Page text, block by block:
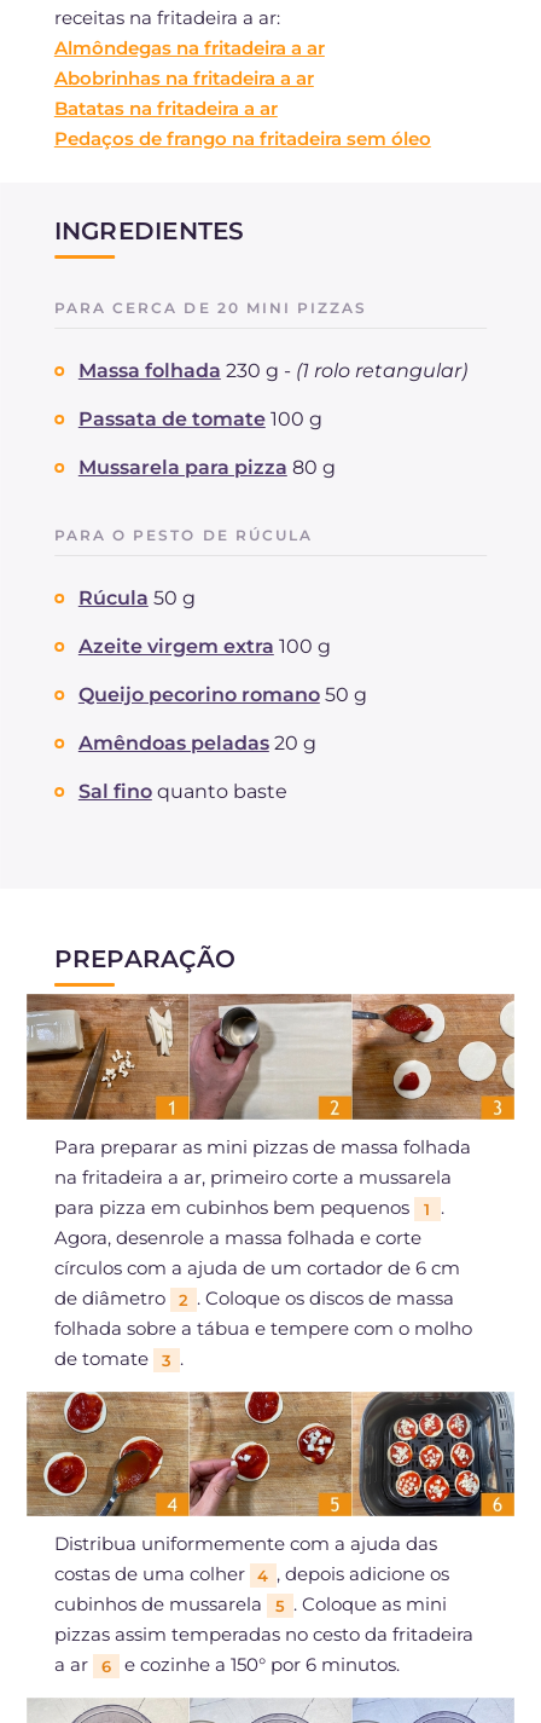
receitas na fritadeira a ar:
Almôndegas na fritadeira a ar
Abobrinhas na fritadeira a ar
Batatas na fritadeira a ar
Pedaços de frango na fritadeira sem óleo
INGREDIENTES
PARA CERCA DE 20 MINI PIZZAS
Massa folhada 230 g - (1 rolo retangular)
Passata de tomate 100 g
Mussarela para pizza 80 g
PARA O PESTO DE RÚCULA
Rúcula 50 g
Azeite virgem extra 100 g
Queijo pecorino romano 50 g
Amêndoas peladas 20 g
Sal fino quanto baste
PREPARAÇÃO
Para preparar as mini pizzas de massa folhada
na fritadeira a ar, primeiro corte a mussarela
para pizza em cubinhos bem pequenos
1
.
Agora, desenrole a massa folhada e corte
círculos com a ajuda de um cortador de 6 cm
de diâmetro
2 . Coloque os discos de massa
folhada sobre a tábua e tempere com o molho
de tomate
3 .
Distribua uniformemente com a ajuda das
costas de uma colher
4 , depois adicione os
cubinhos de mussarela
5 . Coloque as mini
pizzas assim temperadas no cesto da fritadeira
a ar
6 e cozinhe a 150° por 6 minutos.